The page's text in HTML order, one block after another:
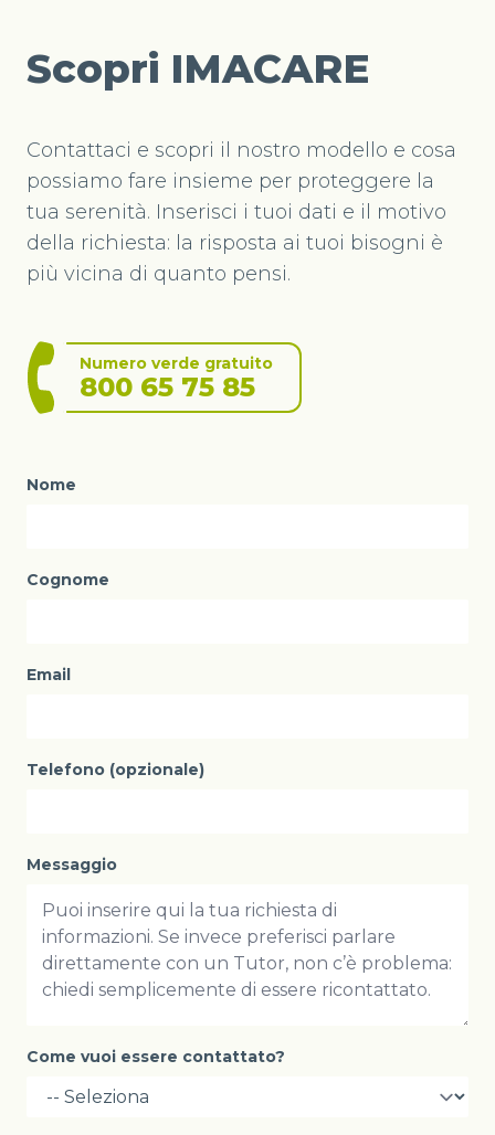
Scopri IMACARE
Contattaci e scopri il nostro modello e cosa
possiamo fare insieme per proteggere la
tua serenità. Inserisci i tuoi dati e il motivo
della richiesta: la risposta ai tuoi bisogni è
più vicina di quanto pensi.
Numero verde gratuito
800 65 75 85
Nome
Cognome
Email
Telefono (opzionale)
Messaggio
Come vuoi essere contattato?